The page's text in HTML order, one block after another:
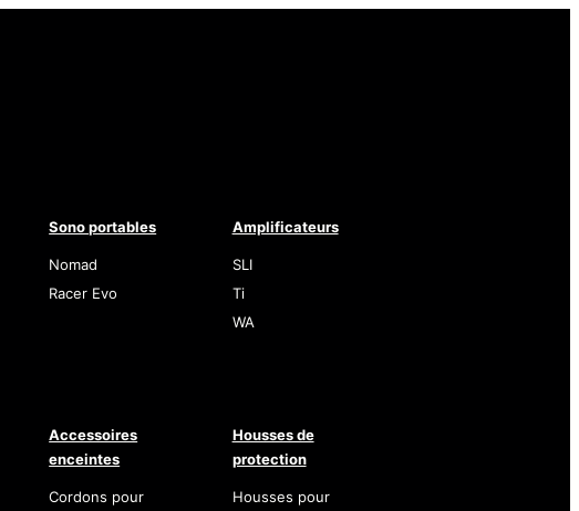
Sono portables
Nomad
Racer Evo
Amplificateurs
SLI
Ti
WA
Accessoires
enceintes
Cordons pour
Housses de
protection
Housses pour